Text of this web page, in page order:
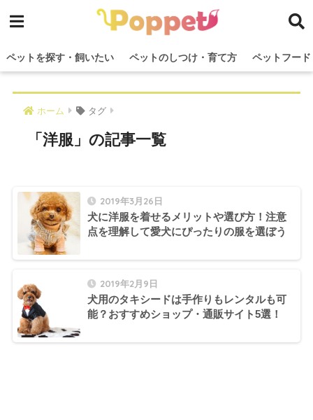
ペットを探す・飼いたい ペットのしつけ・育て方 ペットフー
ホーム タグ
「洋服」の記事一覧
2019年3月26日
犬に洋服を着せるメリットや選び方！注意
点を理解して愛犬にぴったりの服を選ぼう
2019年2月9日
犬用のタキシードは手作りもレンタルも可
能？おすすめショップ・通販サイト5選！